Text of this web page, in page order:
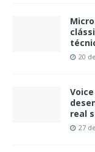
20
real
27